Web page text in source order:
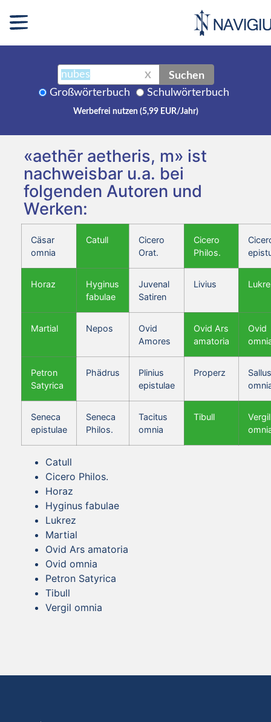
X Suchen
Großwörterbuch Schulwörterbuch
Werbefrei nutzen (5,99 EUR/Jahr)
«aethēr aetheris, m» ist
nachweisbar u.a. bei
folgenden Autoren und
Werken:
Cäsar
omnia
Catull
Cicero
Orat.
Cicero
Philos.
Horaz
Hyginus
fabulae
Juvenal
Satiren
Livius
Martial Nepos
Ovid
Amores
Ovid Ars
amatoria
Ovid
Petron
Satyrica
Phädrus
Plinius
epistulae
Properz
Seneca
epistulae
Seneca
Philos.
Tacitus
omnia
Tibull
Vergil
Catull
Cicero Philos.
Horaz
Hyginus fabulae
Lukrez
Martial
Ovid Ars amatoria
Ovid omnia
Petron Satyrica
Tibull
Vergil omnia